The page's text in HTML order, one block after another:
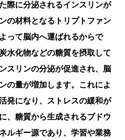
際に分泌されるインスリンが
の材料となるトリプトファン
って脳内へ運ばれるからで
水化物などの糖質を摂取して
スリンの分泌が促進され、脳
の量が増加します。これによ
発になり、ストレスの緩和が
、糖質から生成されるブドウ
ルギー源であり、学習や業務